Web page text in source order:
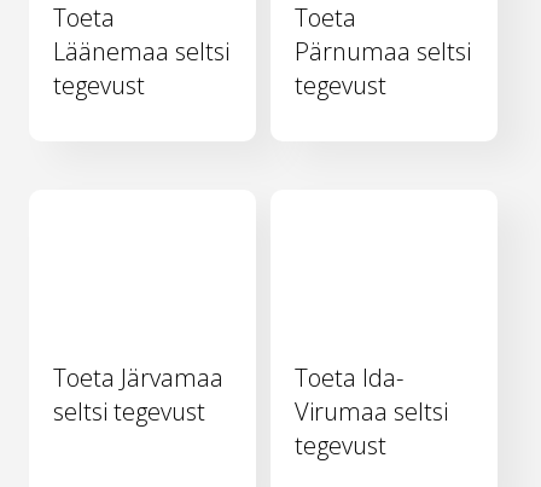
Toeta
Läänemaa seltsi
tegevust
Toeta
Pärnumaa seltsi
tegevust
Toeta Järvamaa
seltsi tegevust
Toeta Ida-
Virumaa seltsi
tegevust